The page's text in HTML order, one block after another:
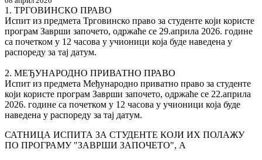
1. ТРГОВИНСКО ПРАВО
Испит из предмета Трговинско право за студенте који користе
програм Заврши започето, одржаће се 29.априла 2026. године
са почетком у 12 часова у учионици која буде наведена у
распореду за тај датум.
2. МЕЂУНАРОДНО ПРИВАТНО ПРАВО
Испит из предмета Међународно приватно право за студенте
који користе програм Заврши започето, одржаће се 22.априла
2026. године са почетком у 12 часова у учионици која буде
наведена у распореду за тај датум.
САТНИЦА ИСПИТА ЗА СТУДЕНТЕ КОЈИ ИХ ПОЛАЖУ
ПО ПРОГРАМУ "ЗАВРШИ ЗАПОЧЕТО", А